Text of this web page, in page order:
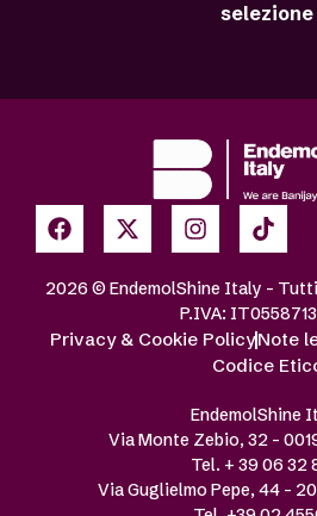
selezione
2026 © EndemolShine Italy –
P.IVA:
Privacy & Cookie PolicyNote
Codice
EndemolShine
Via Monte Zebio, 32 –
Tel. + 39 06 32
Via Guglielmo Pepe, 44 –